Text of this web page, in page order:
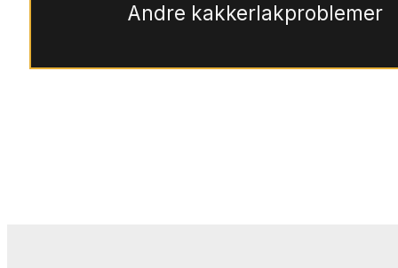
Andre kakkerlakproblemer